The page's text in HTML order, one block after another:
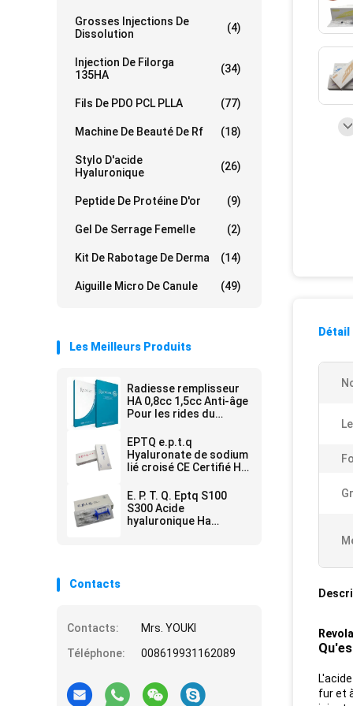
Grosses Injections De
Dissolution
(4)
Injection De Filorga
135HA
(34)
Fils De PDO PCL PLLA (77)
Machine De Beauté De Rf (18)
Stylo D'acide
Hyaluronique
(26)
Peptide De Protéine D'or (9)
Gel De Serrage Femelle (2)
Kit De Rabotage De Derma (14)
Aiguille Micro De Canule (49)
Les Meilleurs Produits
Radiesse remplisseur
HA 0,8cc 1,5cc Anti-âge
Pour les rides du
EPTQ e.p.t.q
Hyaluronate de sodium
lié croisé CE Certifié HA
E. P. T. Q. Eptq S100
S300 Acide
hyaluronique Ha
Contacts
Contacts:
Mrs. YOUKI
Téléphone:
008619931162089
fur et